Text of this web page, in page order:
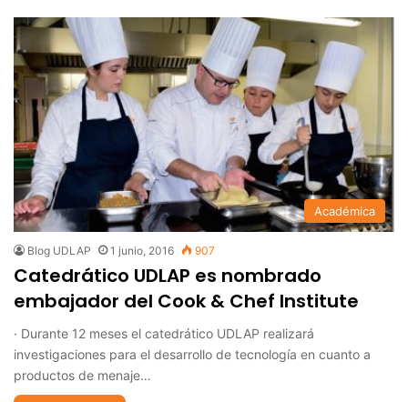
Académica
Blog UDLAP 1 junio, 2016 907
Catedrático UDLAP es nombrado
embajador del Cook & Chef Institute
· Durante 12 meses el catedrático UDLAP realizará
investigaciones para el desarrollo de tecnología en cuanto a
productos de menaje…